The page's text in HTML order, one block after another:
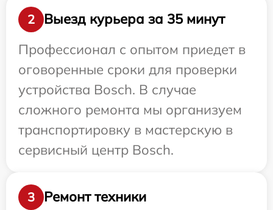
2
Выезд курьера за 35 минут
Профессионал с опытом приедет в
оговоренные сроки для проверки
устройства Bosch. В случае
сложного ремонта мы организуем
транспортировку в мастерскую в
сервисный центр Bosch.
3 Ремонт техники